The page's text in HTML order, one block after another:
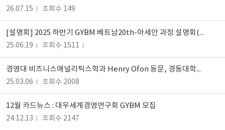
26.07.15 조회수 149
[설명회] 2025 하반기 GYBM 베트남20th-아세안 과정 설명회(6~7월)
25.06.19 조회수 1511
경영대 비즈니스애널리틱스학과 Henry Ofori 동문, 경동대학교 교수 임용
25.03.06 조회수 2008
12월 카드뉴스 : 대우세계경영연구회 GYBM 모집
24.12.13 조회수 2147